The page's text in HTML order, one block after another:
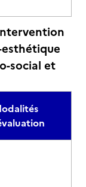
social et